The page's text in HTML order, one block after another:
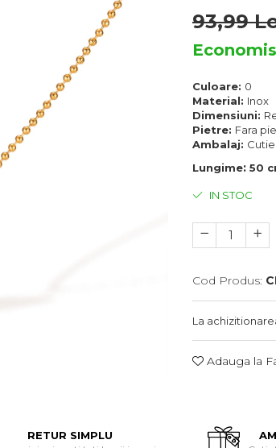
93,99
Culoare: 0
Material: Inox
Dimensiuni:
Pietre: Fara
Ambalaj:
Lungime: 50
IN STOC
Cod Produs:
La
Adauga la
RETUR SIMPLU